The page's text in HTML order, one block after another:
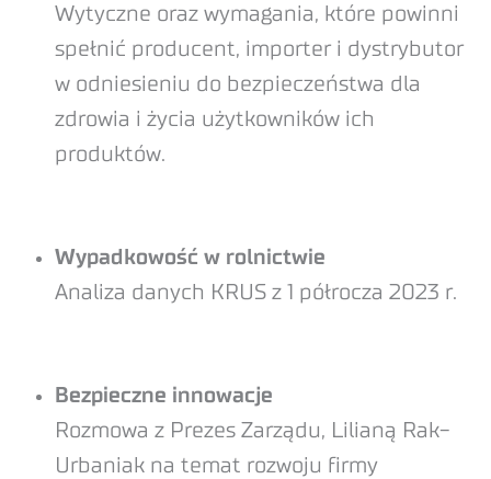
Wytyczne oraz wymagania, które powinni
spełnić producent, importer i dystrybutor
w odniesieniu do bezpieczeństwa dla
zdrowia i życia użytkowników ich
produktów.
Wypadkowość w rolnictwie
Analiza danych KRUS z 1 półrocza 2023 r.
Bezpieczne innowacje
Rozmowa z Prezes Zarządu, Lilianą Rak-
Urbaniak na temat rozwoju firmy